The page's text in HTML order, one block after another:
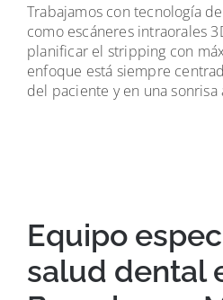
Trabajamos con tecnología
como escáneres intraorales
planificar el stripping con
enfoque está siempre
del paciente y en una
Equipo
salud dental